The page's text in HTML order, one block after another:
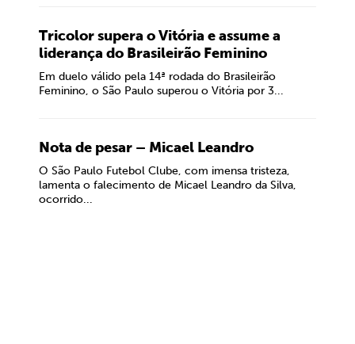
Tricolor supera o Vitória e assume a
liderança do Brasileirão Feminino
Em duelo válido pela 14ª rodada do Brasileirão
Feminino, o São Paulo superou o Vitória por 3...
Nota de pesar – Micael Leandro
O São Paulo Futebol Clube, com imensa tristeza,
lamenta o falecimento de Micael Leandro da Silva,
ocorrido...